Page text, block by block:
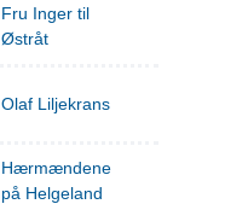
Fru Inger til
Østråt
Olaf Liljekrans
Hærmændene
på Helgeland